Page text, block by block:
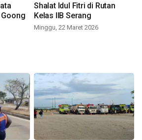
Shalat Idul Fitri di Rutan
Kelas IIB Serang
Minggu, 22 Maret 2026